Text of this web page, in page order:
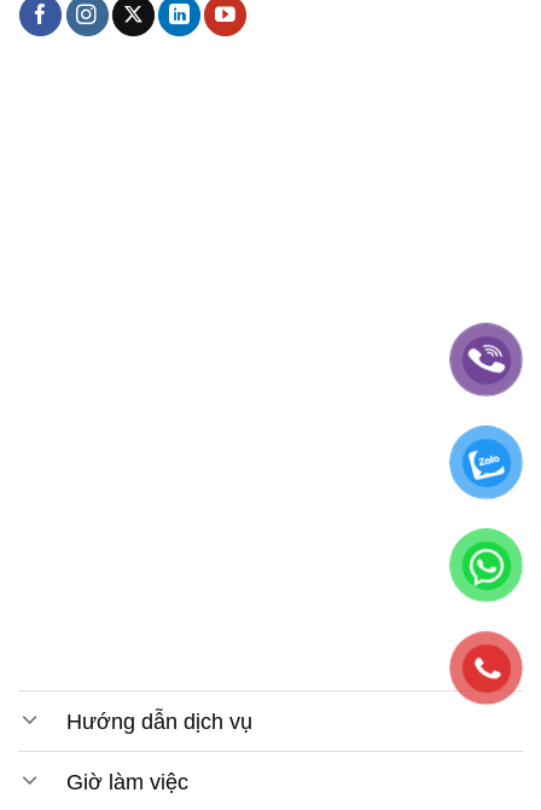
Hướng dẫn dịch vụ
Giờ làm việc